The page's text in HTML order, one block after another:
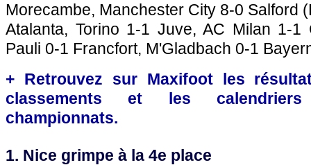
Morecambe, Manchester City 8-0 Salford
Atalanta, Torino 1-1 Juve, AC Milan 1-1
Pauli 0-1 Francfort, M'Gladbach 0-1
+ Retrouvez sur Maxifoot les
classements et les
championnats.
1. Nice grimpe à la 4e place